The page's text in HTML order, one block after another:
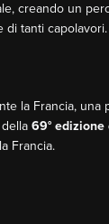
creando un
tanti
la Francia,
69°
Francia.